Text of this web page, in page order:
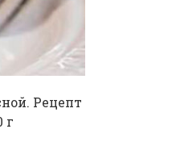
Рецепт
г